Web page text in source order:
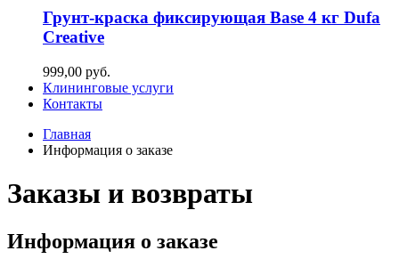
Грунт-краска фиксирующая Base 4 кг Dufa
Creative
999,00 руб.
Клининговые услуги
Контакты
Главная
Информация о заказе
Заказы и возвраты
Информация о заказе